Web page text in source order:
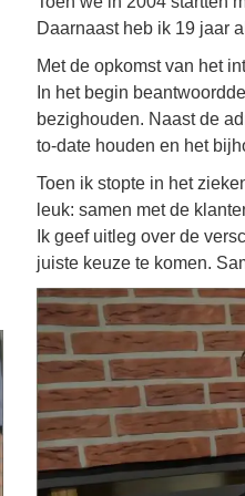
Daarnaast heb ik 19 jaar
Met de opkomst van het
In het begin
bezighouden. Naast de
to-date houden en het
Toen ik stopte in het
leuk: samen met de
Ik geef uitleg over de
juiste keuze te komen.